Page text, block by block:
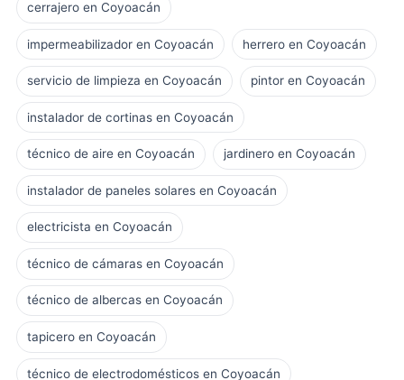
cerrajero en Coyoacán
impermeabilizador en Coyoacán herrero en Coyoacán
servicio de limpieza en Coyoacán pintor en Coyoacán
instalador de cortinas en Coyoacán
técnico de aire en Coyoacán jardinero en Coyoacán
instalador de paneles solares en Coyoacán
electricista en Coyoacán
técnico de cámaras en Coyoacán
técnico de albercas en Coyoacán
tapicero en Coyoacán
técnico de electrodomésticos en Coyoacán